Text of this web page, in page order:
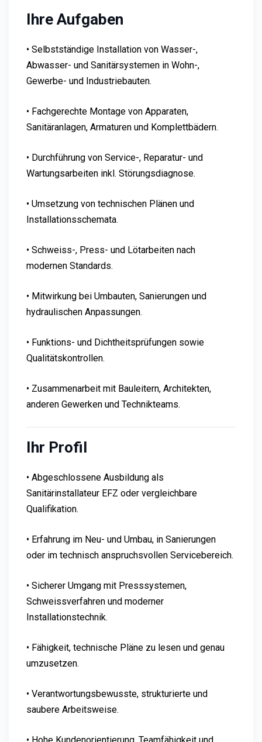
Ihre Aufgaben
• Selbstständige Installation von Wasser-,
Abwasser- und Sanitärsystemen in Wohn-,
Gewerbe- und Industriebauten.
• Fachgerechte Montage von Apparaten,
Sanitäranlagen, Armaturen und Komplettbädern.
• Durchführung von Service-, Reparatur- und
Wartungsarbeiten inkl. Störungsdiagnose.
• Umsetzung von technischen Plänen und
Installationsschemata.
• Schweiss-, Press- und Lötarbeiten nach
modernen Standards.
• Mitwirkung bei Umbauten, Sanierungen und
hydraulischen Anpassungen.
• Funktions- und Dichtheitsprüfungen sowie
Qualitätskontrollen.
• Zusammenarbeit mit Bauleitern, Architekten,
anderen Gewerken und Technikteams.
Ihr Profil
• Abgeschlossene Ausbildung als
Sanitärinstallateur EFZ oder vergleichbare
Qualifikation.
• Erfahrung im Neu- und Umbau, in Sanierungen
oder im technisch anspruchsvollen Servicebereich.
• Sicherer Umgang mit Presssystemen,
Schweissverfahren und moderner
Installationstechnik.
• Fähigkeit, technische Pläne zu lesen und genau
umzusetzen.
• Verantwortungsbewusste, strukturierte und
saubere Arbeitsweise.